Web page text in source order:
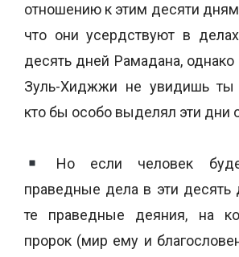
отношению к этим десяти
что они усердствуют в
десять дней Рамадана,
Зуль-Хиджжи не увидишь ты
кто бы особо выделял эти дни
Но если человек
праведные дела в эти десять
те праведные деяния, на
пророк (мир ему и